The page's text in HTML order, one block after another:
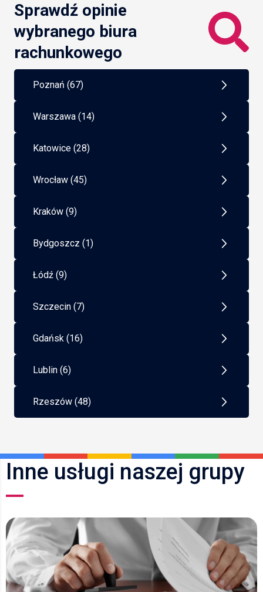
Sprawdź opinie
wybranego biura
rachunkowego
Poznań (67)
Warszawa (14)
Katowice (28)
Wrocław (45)
Kraków (9)
Bydgoszcz (1)
Łódź (9)
Szczecin (7)
Gdańsk (16)
Lublin (6)
Rzeszów (48)
Inne usługi naszej grupy